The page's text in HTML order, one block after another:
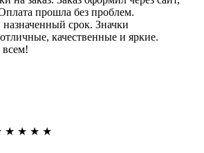
прошла без проблем.
срок. Значки
качественные и яркие.
★ ★ ★ ★